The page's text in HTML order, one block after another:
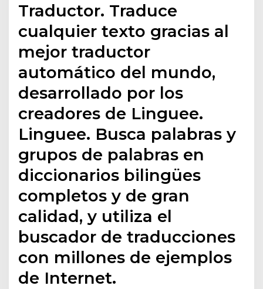
Traductor. Traduce
cualquier texto gracias al
mejor traductor
automático del mundo,
desarrollado por los
creadores de Linguee.
Linguee. Busca palabras y
grupos de palabras en
diccionarios bilingües
completos y de gran
calidad, y utiliza el
buscador de traducciones
con millones de ejemplos
de Internet.